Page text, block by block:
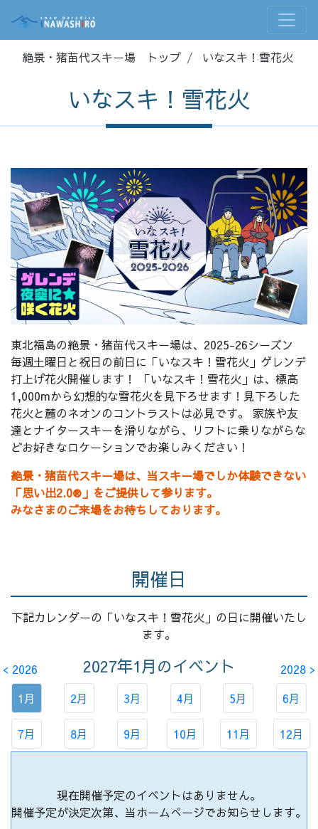
絶景・猪苗代スキー場 トップ いなスキ！雪花火
いなスキ！雪花火
東北福島の絶景・猪苗代スキー場は、 2025-26シーズン
毎週土曜日と祝日の前日に「いなスキ！雪花火」ゲレンデ
打上げ花火開催します！ 「いなスキ！雪花火」は、標高
1,000mから幻想的な雪花火を見下ろせます！見下ろした
花火と麓のネオンのコントラストは必見です。 家族や友
達とナイタースキーを滑りながら、リフトに乗りながらな
どお好きなロケーションでお楽しみください！
絶景・猪苗代スキー場は、当スキー場でしか体験できない
「思い出2.0®」をご提供して参ります。
みなさまのご来場をお待ちしております。
開催日
下記カレンダーの「いなスキ！雪花火」の日に開催いたし
ます。
< 2026 2027年1月のイベント
2028 >
1月
2月 3月 4月 5月 6月
7月 8月 9月 10月 11月 12月
現在開催予定のイベントはありません。
開催予定が決定次第、当ホームぺージでお知らせします。